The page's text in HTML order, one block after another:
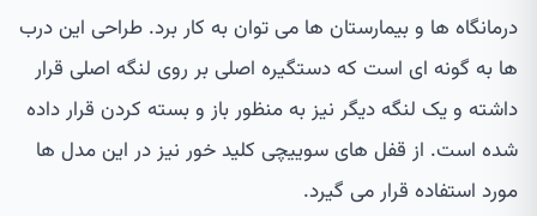
درمانگاه ها و بیمارستان ها می توان به کار برد. طراحی این درب
ها به گونه ای است که دستگیره اصلی بر روی لنگه اصلی قرار
داشته و یک لنگه دیگر نیز به منظور باز و بسته کردن قرار داده
شده است. از قفل های سوییچی کلید خور نیز در این مدل ها
مورد استفاده قرار می گیرد.